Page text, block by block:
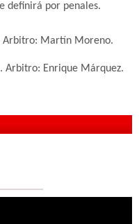
definirá por penales.
Arbitro: Martín Moreno.
Arbitro: Enrique Márquez.